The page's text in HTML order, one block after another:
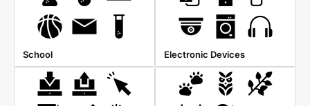
School Electronic Devices